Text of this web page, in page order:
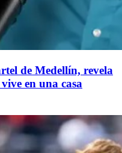
de Medellín, revela
en una casa